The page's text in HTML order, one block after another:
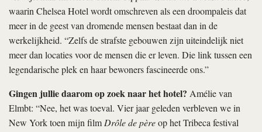
waarin Chelsea Hotel wordt omschreven als een droompaleis dat
meer in de geest van dromende mensen bestaat dan in de
werkelijkheid. “Zelfs de strafste gebouwen zijn uiteindelijk niet
meer dan locaties voor de mensen die er leven. Die link tussen een
legendarische plek en haar bewoners fascineerde ons.”
Gingen jullie daarom op zoek naar het hotel? Amélie van
Elmbt: “Nee, het was toeval. Vier jaar geleden verbleven we in
New York toen mijn film Drôle de pèreop het Tribeca festival